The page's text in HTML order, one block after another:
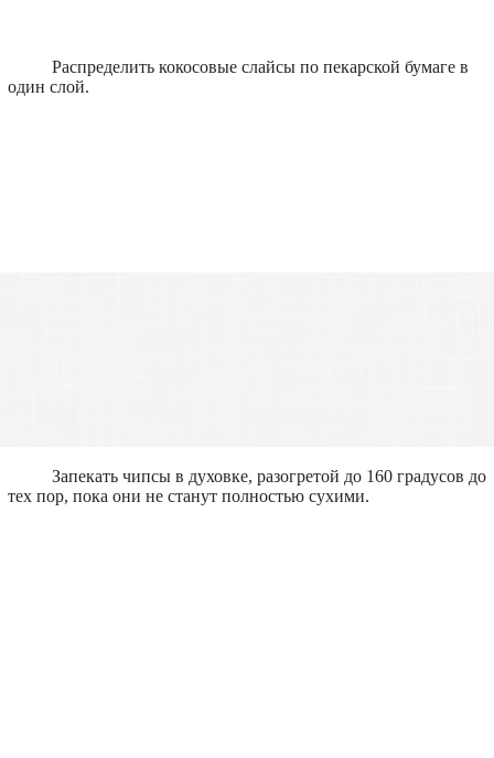
Распределить кокосовые слайсы по пекарской бумаге в
один слой.
Запекать чипсы в духовке, разогретой до 160 градусов до
тех пор, пока они не станут полностью сухими.